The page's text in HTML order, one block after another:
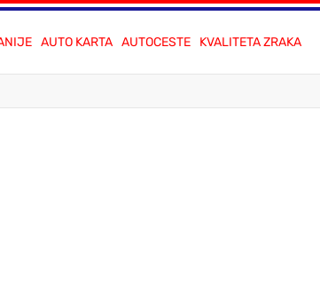
AUTO KARTA AUTOCESTE KVALITETA ZRAKA